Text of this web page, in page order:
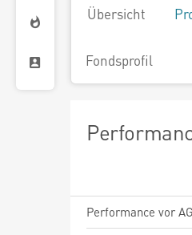
Übersicht
Fondsprofil
Performance vor